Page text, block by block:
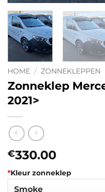
HOME / ZONNEKLEPPEN
Zonneklep
2021>
€330.00
*Kleur zonneklep